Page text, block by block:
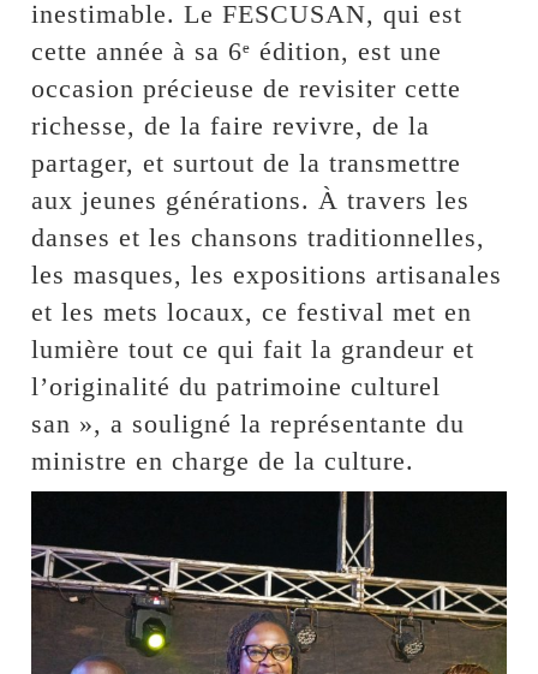
inestimable. Le FESCUSAN, qui est
cette année à sa 6ᵉ édition, est une
occasion précieuse de revisiter cette
richesse, de la faire revivre, de la
partager, et surtout de la transmettre
aux jeunes générations. À travers les
danses et les chansons traditionnelles,
les masques, les expositions artisanales
et les mets locaux, ce festival met en
lumière tout ce qui fait la grandeur et
l’originalité du patrimoine culturel
san », a souligné la représentante du
ministre en charge de la culture.